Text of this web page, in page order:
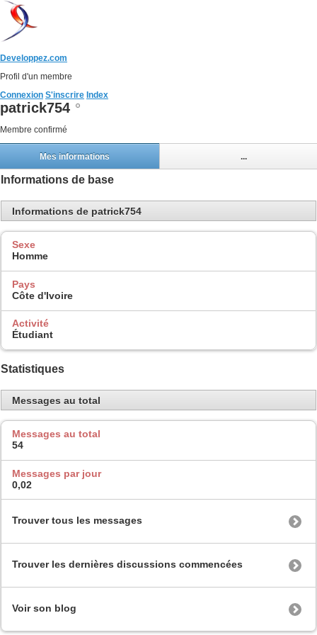
Developpez.com
Profil d'un membre
Connexion S'inscrire Index
patrick754
Membre confirmé
Mes informations ...
Informations de base
Informations de patrick754
Sexe
Homme
Pays
Côte d'Ivoire
Activité
Étudiant
Statistiques
Messages au total
Messages au total
54
Messages par jour
0,02
Trouver tous les messages
Trouver les dernières discussions commencées
Voir son blog